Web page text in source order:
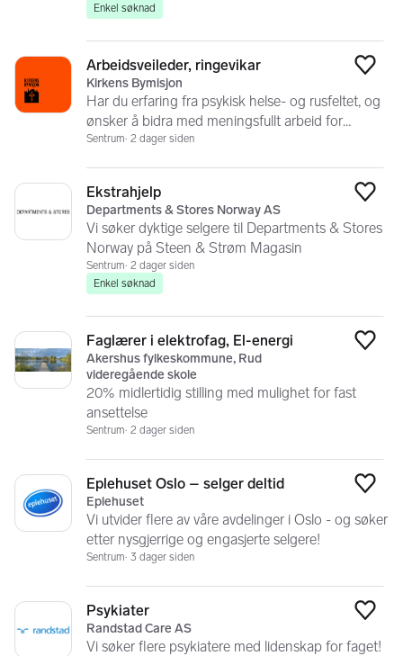
Enkel søknad
Arbeidsveileder, ringevikar
Kirkens Bymisjon
Har du erfaring fra psykisk helse- og rusfeltet, og
ønsker å bidra med meningsfullt arbeid for
mennesker som står ute...
Sentrum 2 dager siden
Ekstrahjelp
Departments & Stores Norway AS
Vi søker dyktige selgere til Departments & Stores
Norway på Steen & Strøm Magasin
Sentrum 2 dager siden
Enkel søknad
Faglærer i elektrofag, El-energi
Akershus fylkeskommune, Rud
videregående skole
20% midlertidig stilling med mulighet for fast
ansettelse
Sentrum 2 dager siden
Eplehuset Oslo – selger deltid
Eplehuset
Vi utvider flere av våre avdelinger i Oslo - og søker
etter nysgjerrige og engasjerte selgere!
Sentrum 3 dager siden
Psykiater
Randstad Care AS
Vi søker flere psykiatere med lidenskap for faget!